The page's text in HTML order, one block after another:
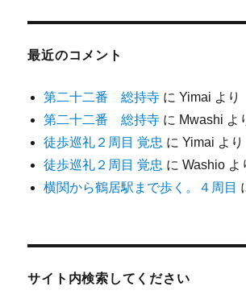
最近のコメント
第二十二番 総持寺 にYimai より
第二十二番 総持寺 に Mwashi よ
徒歩巡礼２周目 覚忠 にYimai より
徒歩巡礼２周目 覚忠 にWashio よ
横関から鶴居駅まで歩く。４周目
サイト内検索してください